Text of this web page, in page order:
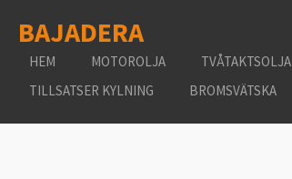
huvudinnehållet
BAJADERA
HEM MOTOROLJA TVÅTAKTSOLJA
TILLSATSER KYLNING
BROMSVÄTSKA